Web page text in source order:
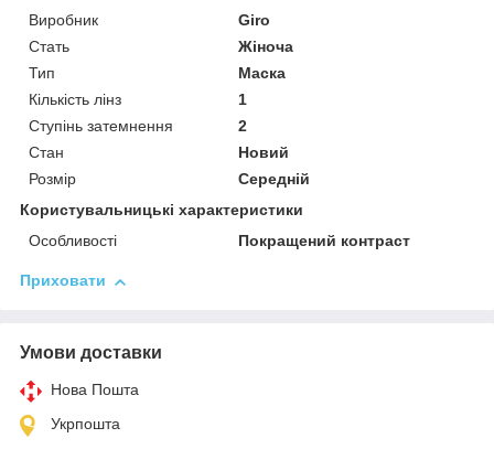
Виробник
Giro
Стать
Жіноча
Тип
Маска
Кількість лінз
1
Ступінь затемнення
2
Стан
Новий
Розмір
Середній
Користувальницькі характеристики
Особливості
Покращений контраст
Приховати
Умови доставки
Нова Пошта
Укрпошта